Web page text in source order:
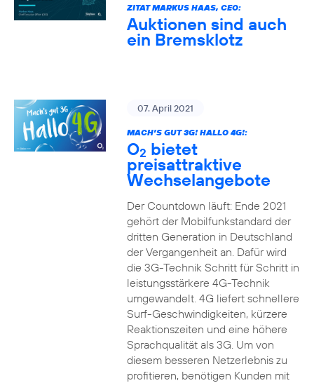
ZITAT MARKUS HAAS, CEO:
Auktionen sind auch
ein Bremsklotz
07. April 2021
MACH’S GUT 3G! HALLO 4G!:
O2 bietet
preisattraktive
Wechselangebote
Der Countdown läuft: Ende 2021
gehört der Mobilfunkstandard der
dritten Generation in Deutschland
der Vergangenheit an. Dafür wird
die 3G-Technik Schritt für Schritt in
leistungsstärkere 4G-Technik
umgewandelt. 4G liefert schnellere
Surf-Geschwindigkeiten, kürzere
Reaktionszeiten und eine höhere
Sprachqualität als 3G. Um von
diesem besseren Netzerlebnis zu
profitieren, benötigen Kunden mit